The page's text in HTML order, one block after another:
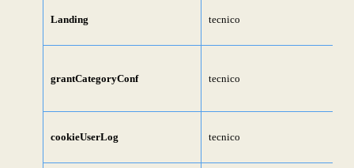
Landing tecnico
grantCategoryConf tecnico
cookieUserLog tecnico